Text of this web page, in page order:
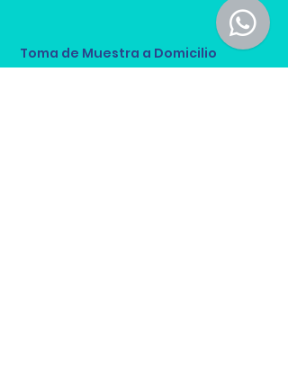
Toma de Muestra a Domicilio